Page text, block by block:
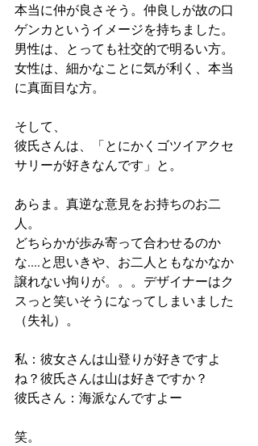
本当に仲が良さそう。仲良しが故の口
ゲンカというイメージを持ちました。
男性は、とっても社交的で明るい方。
女性は、細かなことに気が利く、本当
に真面目な方。
そして、
彼氏さんは、「とにかくゴツイアクセ
サリーが好きなんです」と。
あらま。真逆な意見をお持ちのお二
人。
どちらかが歩み寄って合わせるのか
な....と思いきや、お二人ともなかなか
譲れない拘りが。。。デザイナーはク
スっと笑いそうになってしまいました
（失礼）。
私：彼女さんは山登りが好きですよ
ね？彼氏さんは山は好きですか？
彼氏さん：海派なんですよー
笑。